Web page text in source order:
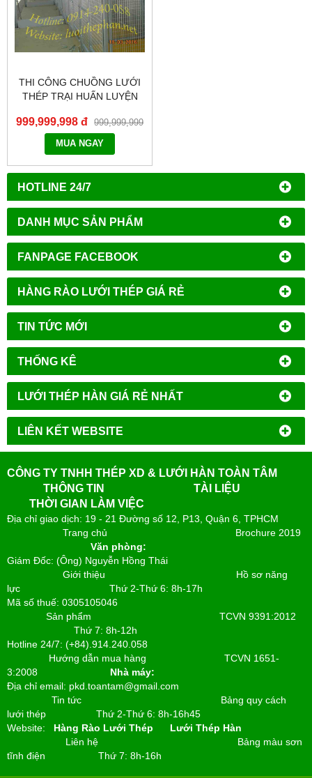
HOTLINE 24/7
DANH MỤC SẢN PHẨM
FANPAGE FACEBOOK
HÀNG RÀO LƯỚI THÉP GIÁ RẺ
TIN TỨC MỚI
THỐNG KÊ
LƯỚI THÉP HÀN GIÁ RẺ NHẤT
LIÊN KẾT WEBSITE
THI CÔNG CHUỒNG LƯỚI
THÉP TRẠI HUẤN LUYỆN
999,999,998 đ
999,999,999
đ
MUA NGAY
CÔNG TY TNHH THÉP XD & LƯỚI HÀN TOÀN TÂM
THÔNG TIN
TÀI LIỆU
THỜI GIAN LÀM VIỆC
Địa chỉ giao dịch: 19 - 21 Đường số 12, P13, Quận 6, TPHCM
Trang chủ
Brochure 2019
Văn phòng:
Giám Đốc: (Ông) Nguyễn Hồng Thái
Giới thiệu
Hồ sơ năng
lực
Thứ 2-Thứ 6: 8h-17h
Mã số thuế: 0305105046
Sản phẩm
TCVN 9391:2012
Thứ 7: 8h-12h
Hotline 24/7: (+84).914.240.058
Hướng dẫn mua hàng
TCVN 1651-
3:2008 Nhà máy:
Địa chỉ email: pkd.toantam@gmail.com
Tin tức
Bảng quy cách
lưới thép
Thứ 2-Thứ 6: 8h-16h45
Website: Hàng Rào Lưới Thép
Lưới Thép Hàn
Liên hệ
Bảng màu sơn
tĩnh điện
Thứ 7: 8h-16h